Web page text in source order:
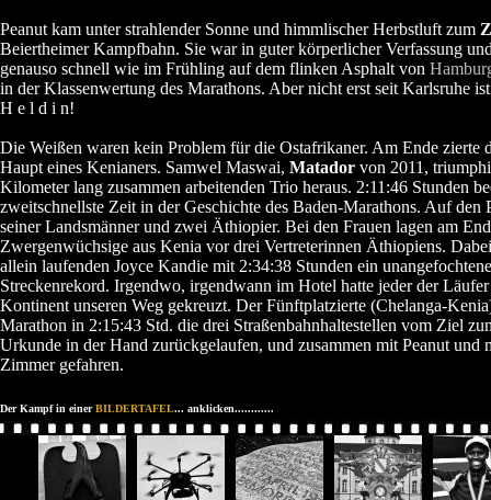
Peanut kam unter strahlender Sonne und himmlischer Herbstluft zum
Beiertheimer Kampfbahn. Sie war in guter körperlicher Verfassung
genauso schnell wie im Frühling auf dem flinken Asphalt von
in der Klassenwertung des Marathons. Aber nicht erst seit Karlsruhe
H e l d i n!
Die Weißen waren kein Problem für die Ostafrikaner. Am Ende zierte
Haupt eines Kenianers. Samwel Maswai, Matador von 2011,
Kilometer lang zusammen arbeitenden Trio heraus. 2:11:46 Stunden
zweitschnellste Zeit in der Geschichte des Baden-Marathons. Auf den
seiner Landsmänner und zwei Äthiopier. Bei den Frauen lagen am
Zwergenwüchsige aus Kenia vor drei Vertreterinnen Äthiopiens.
allein laufenden Joyce Kandie mit 2:34:38 Stunden ein
Streckenrekord. Irgendwo, irgendwann im Hotel hatte jeder der
Kontinent unseren Weg gekreuzt. Der Fünftplatzierte (Chelanga-
Marathon in 2:15:43 Std. die drei Straßenbahnhaltestellen vom Ziel
Urkunde in der Hand zurückgelaufen, und zusammen mit Peanut und
Zimmer gefahren.
Der Kampf in einerBILDERTAFEL... anklicken............